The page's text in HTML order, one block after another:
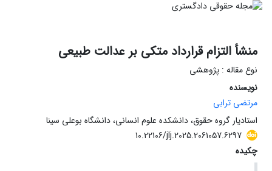
منشأ التزام قرارداد متکی بر عدالت طبیعی
نوع مقاله : پژوهشی
نویسنده
مرتضی ترابی
استادیار گروه حقوق، دانشکده علوم انسانی، دانشگاه بوعلی سینا
10.22106/jlj.2025.2061057.6297
چکیده